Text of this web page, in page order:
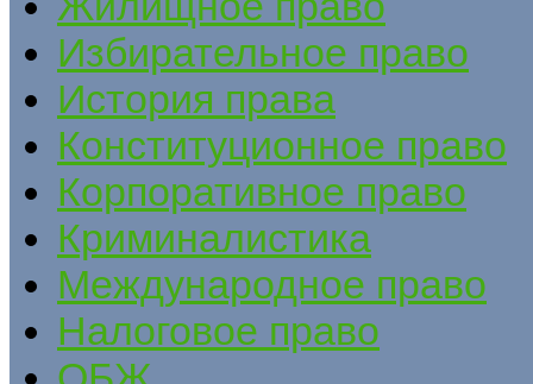
Избирательное право
История права
Конституционное право
Корпоративное право
Криминалистика
Международное право
Налоговое право